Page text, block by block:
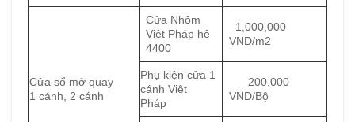
Cửa sổ mở quay
1 cánh, 2 cánh
Cửa Nhôm
Việt Pháp hệ
4400
1,000,000
VND/m2
Phụ kiện cửa 1
cánh Việt
Pháp
200,000
VND/Bộ